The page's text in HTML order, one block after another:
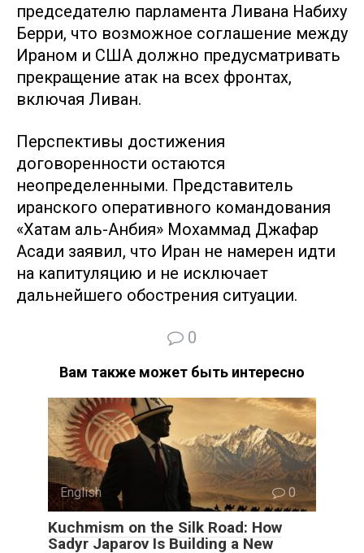
председателю парламента Ливана Набиху
Берри, что возможное соглашение между
Ираном и США должно предусматривать
прекращение атак на всех фронтах,
включая Ливан.
Перспективы достижения
договоренности остаются
неопределенными. Представитель
иранского оперативного командования
«Хатам аль-Анбия» Мохаммад Джафар
Асади заявил, что Иран не намерен идти
на капитуляцию и не исключает
дальнейшего обострения ситуации.
0
Вам также может быть интересно
English 0
Kuchmism on the Silk Road: How
Sadyr Japarov Is Building a New